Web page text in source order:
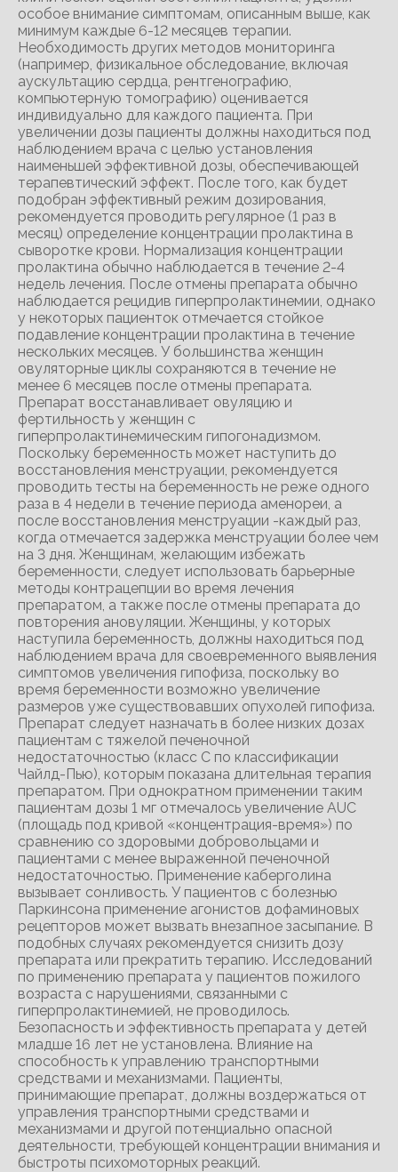
особое внимание симптомам, описанным выше, как
минимум каждые 6-12 месяцев терапии.
Необходимость других методов мониторинга
(например, физикальное обследование, включая
аускультацию сердца, рентгенографию,
компьютерную томографию) оценивается
индивидуально для каждого пациента. При
увеличении дозы пациенты должны находиться под
наблюдением врача с целью установления
наименьшей эффективной дозы, обеспечивающей
терапевтический эффект. После того, как будет
подобран эффективный режим дозирования,
рекомендуется проводить регулярное (1 раз в
месяц) определение концентрации пролактина в
сыворотке крови. Нормализация концентрации
пролактина обычно наблюдается в течение 2-4
недель лечения. После отмены препарата обычно
наблюдается рецидив гиперпролактинемии, однако
у некоторых пациенток отмечается стойкое
подавление концентрации пролактина в течение
нескольких месяцев. У большинства женщин
овуляторные циклы сохраняются в течение не
менее 6 месяцев после отмены препарата.
Препарат восстанавливает овуляцию и
фертильность у женщин с
гиперпролактинемическим гипогонадизмом.
Поскольку беременность может наступить до
восстановления менструации, рекомендуется
проводить тесты на беременность не реже одного
раза в 4 недели в течение периода аменореи, а
после восстановления менструации -каждый раз,
когда отмечается задержка менструации более чем
на 3 дня. Женщинам, желающим избежать
беременности, следует использовать барьерные
методы контрацепции во время лечения
препаратом, а также после отмены препарата до
повторения ановуляции. Женщины, у которых
наступила беременность, должны находиться под
наблюдением врача для своевременного выявления
симптомов увеличения гипофиза, поскольку во
время беременности возможно увеличение
размеров уже существовавших опухолей гипофиза.
Препарат следует назначать в более низких дозах
пациентам с тяжелой печеночной
недостаточностью (класс С по классификации
Чайлд-Пью), которым показана длительная терапия
препаратом. При однократном применении таким
пациентам дозы 1 мг отмечалось увеличение AUC
(площадь под кривой «концентрация-время») по
сравнению со здоровыми добровольцами и
пациентами с менее выраженной печеночной
недостаточностью. Применение каберголина
вызывает сонливость. У пациентов с болезнью
Паркинсона применение агонистов дофаминовых
рецепторов может вызвать внезапное засыпание. В
подобных случаях рекомендуется снизить дозу
препарата или прекратить терапию. Исследований
по применению препарата у пациентов пожилого
возраста с нарушениями, связанными с
гиперпролактинемией, не проводилось.
Безопасность и эффективность препарата у детей
младше 16 лет не установлена. Влияние на
способность к управлению транспортными
средствами и механизмами. Пациенты,
принимающие препарат, должны воздержаться от
управления транспортными средствами и
механизмами и другой потенциально опасной
деятельности, требующей концентрации внимания и
быстроты психомоторных реакций.